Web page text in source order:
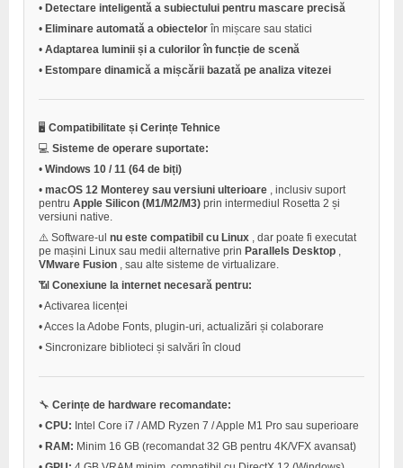
• Detectare inteligentă a subiectului pentru mascare precisă
• Eliminare automată a obiectelor în mișcare sau statici
• Adaptarea luminii și a culorilor în funcție de scenă
• Estompare dinamică a mișcării bazată pe analiza vitezei
🖥️ Compatibilitate și Cerințe Tehnice
💻 Sisteme de operare suportate:
• Windows 10 / 11 (64 de biți)
• macOS 12 Monterey sau versiuni ulterioare
, inclusiv suport
pentru Apple Silicon (M1/M2/M3) prin intermediul Rosetta 2 și
versiuni native.
⚠️ Software-ul nu este compatibil cu Linux
, dar poate fi executat
pe mașini Linux sau medii alternative prin Parallels Desktop
VMware Fusion
, sau alte sisteme de virtualizare.
📶 Conexiune la internet necesară pentru:
•Activarea licenței
•Acces la Adobe Fonts, plugin-uri, actualizări și colaborare
• Sincronizare biblioteci și salvări în cloud
🔧 Cerințe de hardware recomandate:
• CPU: Intel Core i7 / AMD Ryzen 7 / Apple M1 Pro sau superioare
• RAM: Minim 16 GB (recomandat 32 GB pentru 4K/VFX avansat)